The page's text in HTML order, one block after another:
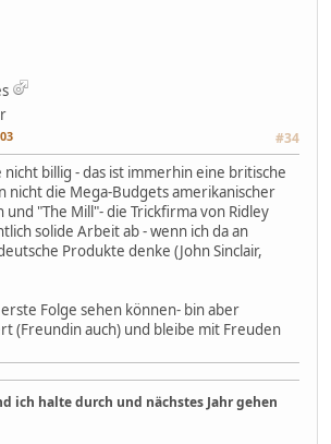
#34
billig - das ist immerhin eine britische
nicht die Mega-Budgets amerikanischer
"The Mill"- die Trickfirma von Ridley
solide Arbeit ab - wenn ich da an
Produkte denke (John Sinclair,
Folge sehen können- bin aber
(Freundin auch) und bleibe mit Freuden
ich halte durch und nächstes Jahr gehen